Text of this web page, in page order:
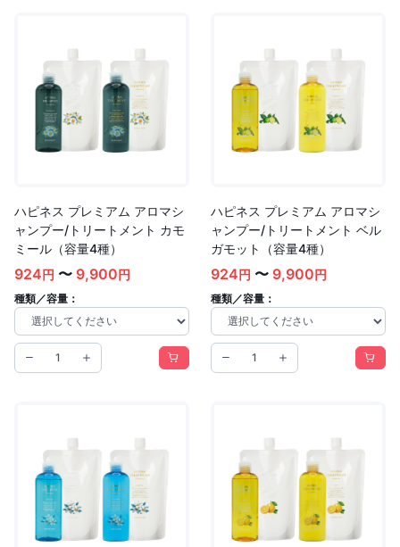
ハピネス プレミアム アロマシ
ャンプー/トリートメント カモ
ミール（容量4種）
924円 〜 9,900円
種類／容量：
ハピネス プレミアム アロマシ
ャンプー/トリートメント ベル
ガモット（容量4種）
924円 〜 9,900円
種類／容量：